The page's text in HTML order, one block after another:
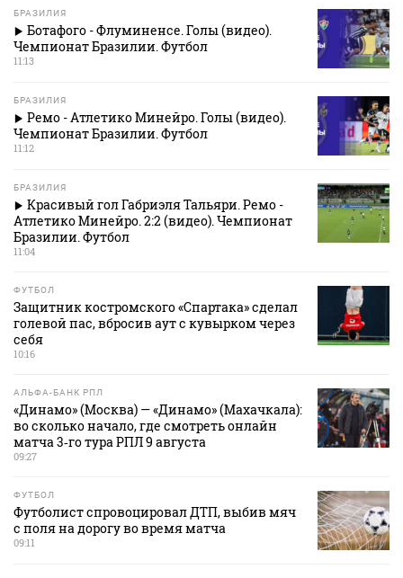
БРАЗИЛИЯ
Ботафого - Флуминенсе. Голы (видео).
Чемпионат Бразилии. Футбол
11:13
БРАЗИЛИЯ
Ремо - Атлетико Минейро. Голы (видео).
Чемпионат Бразилии. Футбол
11:12
БРАЗИЛИЯ
Красивый гол Габриэля Тальяри. Ремо -
Атлетико Минейро. 2:2 (видео). Чемпионат
Бразилии. Футбол
11:04
ФУТБОЛ
Защитник костромского «Спартака» сделал
голевой пас, вбросив аут с кувырком через
себя
10:16
АЛЬФА-БАНК РПЛ
«Динамо» (Москва) — «Динамо» (Махачкала):
во сколько начало, где смотреть онлайн
матча 3‑го тура РПЛ 9 августа
09:27
ФУТБОЛ
Футболист спровоцировал ДТП, выбив мяч
с поля на дорогу во время матча
09:11